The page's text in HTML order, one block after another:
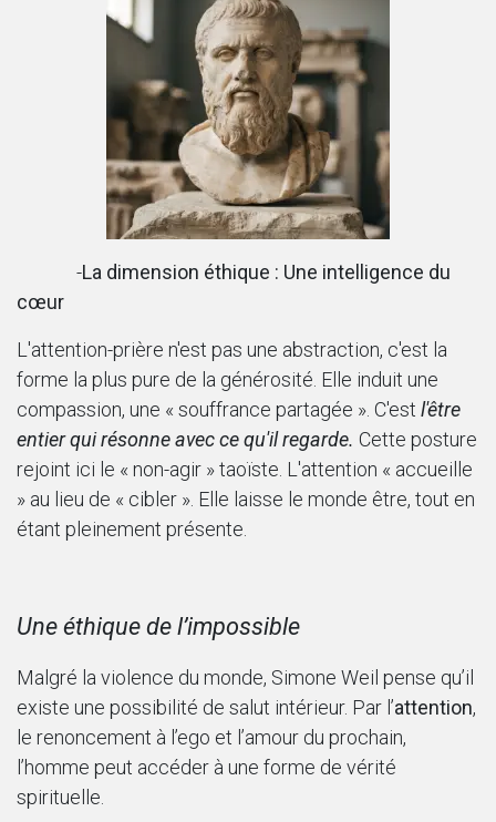
​-La dimension éthique : Une intelligence du
cœur
L'attention-prière n'est pas une abstraction, c'est la
forme la plus pure de la générosité. Elle induit une
compassion, une « souffrance partagée ». C'est l'être
entier qui résonne avec ce qu'il regarde. Cette posture
rejoint ici le « non-agir » taoïste. L'attention « accueille
» au lieu de « cibler ». Elle laisse le monde être, tout en
étant pleinement présente.
Une éthique de l’impossible
Malgré la violence du monde, Simone Weil pense qu’il
existe une possibilité de salut intérieur. Par l’attention,
le renoncement à l’ego et l’amour du prochain,
l’homme peut accéder à une forme de vérité
spirituelle.